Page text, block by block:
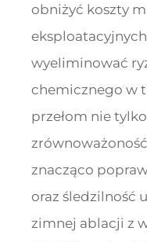
obniżyć koszty
wyeliminować
chemicznego w
przełom nie
znacząco
oraz śledzilność
zimnej ablacji z